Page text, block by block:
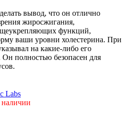
вывод, что он отлично
жиросжигания,
функций,
ваши уровни холестерина. При
на какие-либо его
полностью безопасен для
Labs